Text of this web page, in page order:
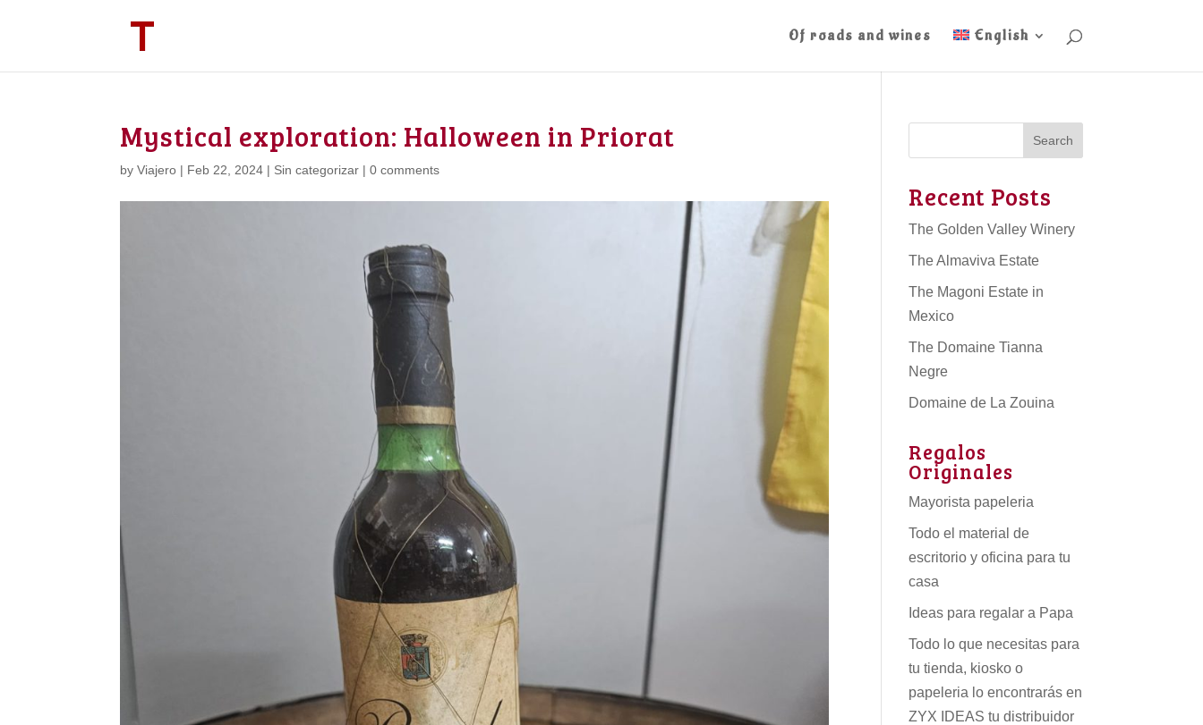
Of roads and wines English
Mystical exploration: Halloween in Priorat
byViajero | Feb 22, 2024 | Sin categorizar |0 comments
Search
Recent Posts
The Golden Valley Winery
The Almaviva Estate
The Magoni Estate in
Mexico
The Domaine Tianna
Negre
Domaine de La Zouina
Regalos
Originales
Mayorista papeleria
Todo el material de
escritorio y oficina para tu
casa
Ideas para regalar a Papa
Todo lo que necesitas para
tu tienda, kiosko o
papeleria lo encontrarás en
ZYX IDEAS tudistribuidor